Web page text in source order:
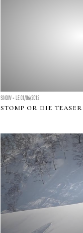
SNOW - LE 01/06/2012
STOMP OR DIE TEASER